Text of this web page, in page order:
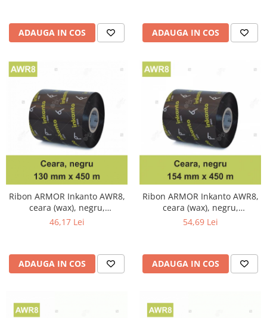
ADAUGA IN COS ADAUGA IN COS
Ribon ARMOR Inkanto AWR8,
ceara (wax), negru,
130mmX450M, OUT
46,17 Lei
ADAUGA IN COS
Ribon ARMOR Inkanto AWR8,
ceara (wax), negru,
154mmX450M, OUT
54,69 Lei
ADAUGA IN COS